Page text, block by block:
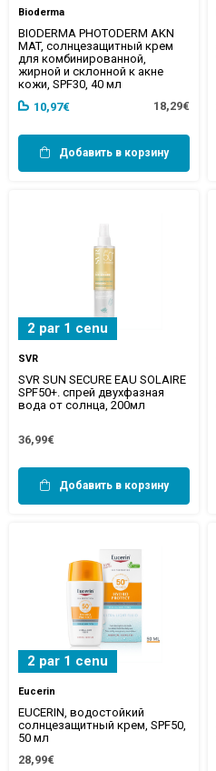
Bioderma
BIODERMA PHOTODERM AKN
MAT, солнцезащитный крем
для комбинированной,
жирной и склонной к акне
кожи, SPF30, 40 мл
10,97€
18,29€
Добавить в корзину
2 par 1 cenu
SVR
SVR SUN SECURE EAU SOLAIRE
SPF50+. спрей двухфазная
вода от солнца, 200мл
36,99€
Добавить в корзину
2 par 1 cenu
Eucerin
EUCERIN, водостойкий
солнцезащитный крем, SPF50,
50 мл
28,99€